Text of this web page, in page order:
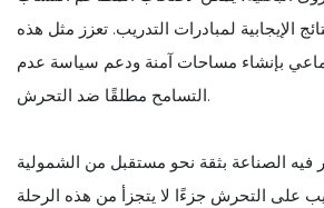
الإيجابية لمبادرات التدريب. تعزز مثل هذه
بإنشاء مساحات آمنة ودعم سياسة عدم
التسامح مطلقًا ضد التحرش.
الصناعة بثقة نحو مستقبل من الشمولية
على التحرش جزءًا لا يتجزأ من هذه الرحلة